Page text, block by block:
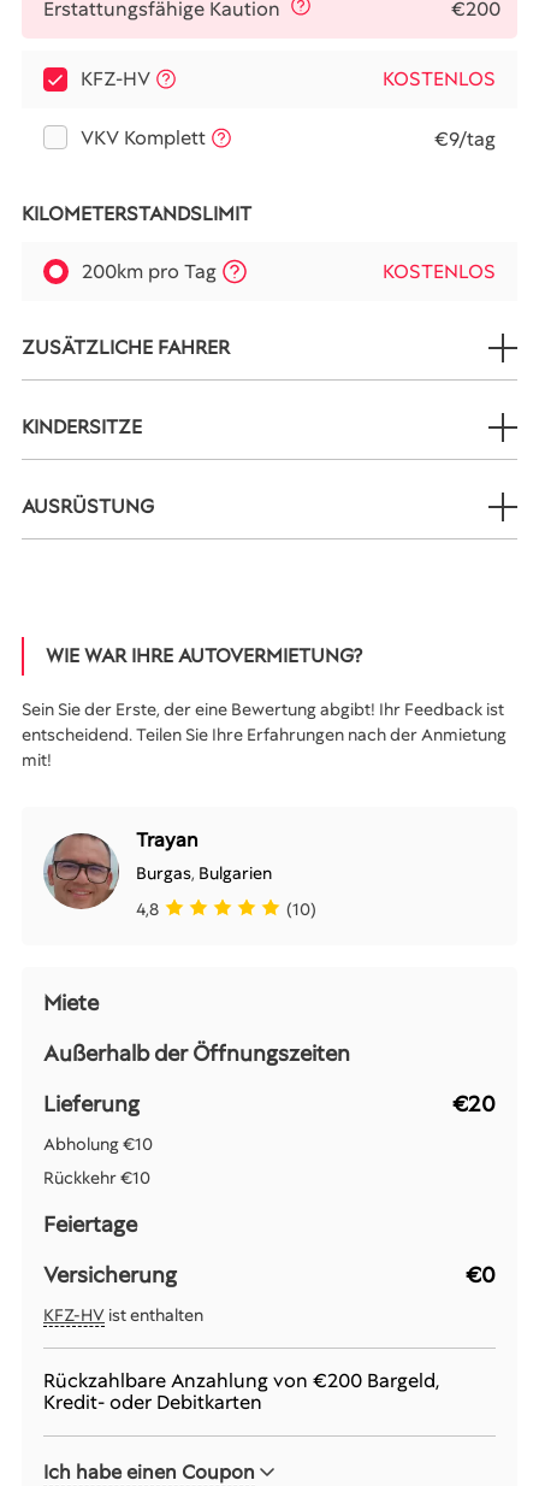
Erstattungsfähige Kaution €200
KFZ-HV KOSTENLOS
VKV Komplett €9/tag
KILOMETERSTANDSLIMIT
200km pro Tag KOSTENLOS
ZUSÄTZLICHE FAHRER
KINDERSITZE
AUSRÜSTUNG
WIE WAR IHRE AUTOVERMIETUNG?
Sein Sie der Erste, der eine Bewertung abgibt! Ihr Feedback ist
entscheidend. Teilen Sie Ihre Erfahrungen nach der Anmietung
mit!
Trayan
Burgas, Bulgarien
4,8
(10)
Miete
Außerhalb der Öffnungszeiten
Lieferung
€20
Abholung€10
Rückkehr€10
Feiertage
Versicherung
€0
KFZ-HV ist enthalten
Rückzahlbare Anzahlung von €200 Bargeld,
Kredit- oder Debitkarten
Ich habe einen Coupon